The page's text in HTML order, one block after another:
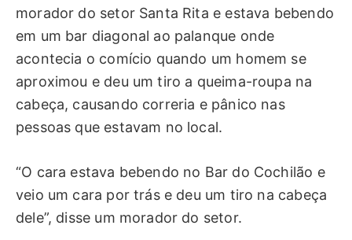
morador do setor Santa Rita e estava bebendo
em um bar diagonal ao palanque onde
acontecia o comício quando um homem se
aproximou e deu um tiro a queima-roupa na
cabeça, causando correria e pânico nas
pessoas que estavam no local.
“O cara estava bebendo no Bar do Cochilão e
veio um cara por trás e deu um tiro na cabeça
dele”, disse um morador do setor.